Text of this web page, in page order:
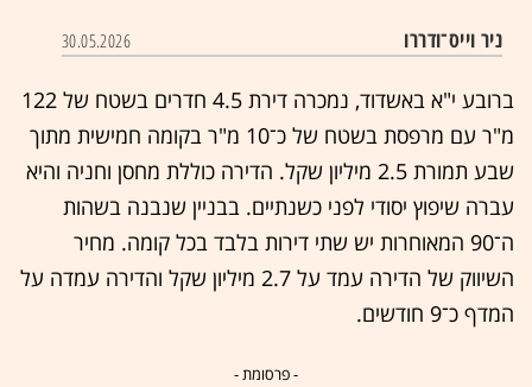
ניר וייס־ודררו 30.05.2026
ברובע י"א באשדוד, נמכרה דירת 4.5 חדרים בשטח של 122
מ"ר עם מרפסת בשטח של כ־10 מ"ר בקומה חמישית מתוך
שבע תמורת 2.5 מיליון שקל. הדירה כוללת מחסן וחניה והיא
עברה שיפוץ יסודי לפני כשנתיים. בבניין שנבנה בשהות
ה־90 המאוחרות יש שתי דירות בלבד בכל קומה. מחיר
השיווק של הדירה עמד על 2.7 מיליון שקל והדירה עמדה על
המדף כ־9 חודשים.
- פרסומת -